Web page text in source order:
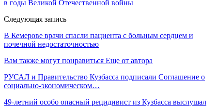
в годы Великой Отечественной войны
Следующая запись
В Кемерове врачи спасли пациента с больным сердцем и
почечной недостаточностью
Вам также могут понравиться Еще от автора
РУСАЛ и Правительство Кузбасса подписали Соглашение о
социально-экономическом…
49-летний особо опасный рецидивист из Кузбасса выслушал